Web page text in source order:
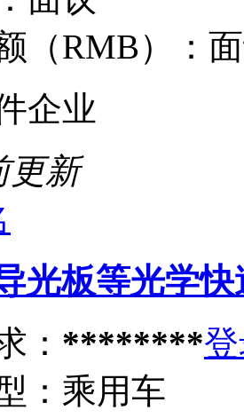
（RMB）：
企业
更新
光板等光学
： ********
： 乘用车